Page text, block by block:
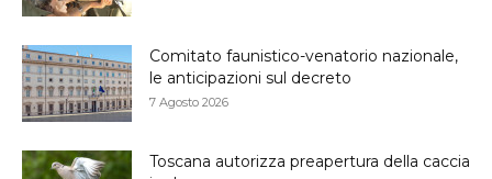
Comitato faunistico-venatorio nazionale,
le anticipazioni sul decreto
7 Agosto 2026
Toscana autorizza preapertura della caccia